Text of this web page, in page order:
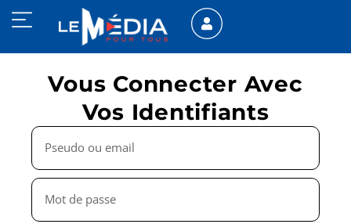
Vous Connecter Avec
Vos Identifiants